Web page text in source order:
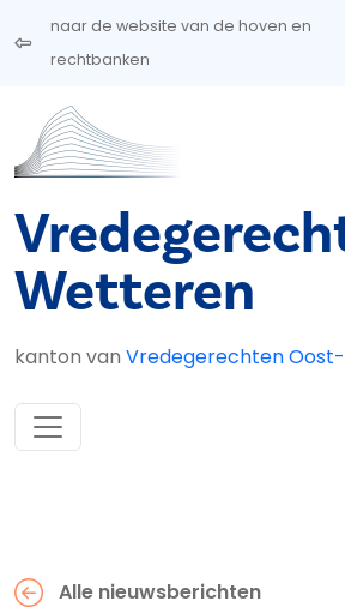
Overslaan en naar de inhoud gaan
naar de website van de hoven en
rechtbanken
Wetteren
kanton van Vredegerechten
Alle nieuwsberichten